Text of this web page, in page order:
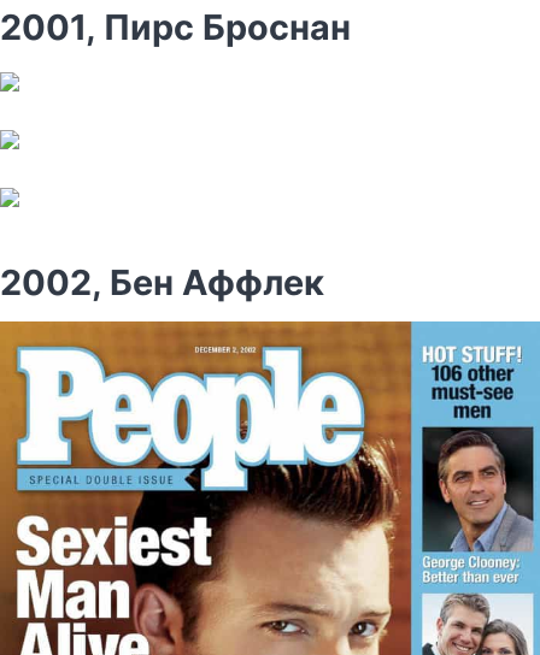
2001, Пирс Броснан
2002, Бен Аффлек